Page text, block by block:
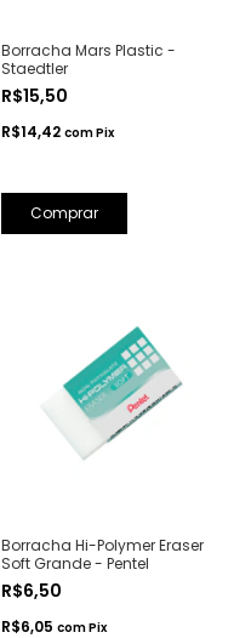
Borracha Mars Plastic -
Staedtler
R$15,50
R$14,42 comPix
Borracha Hi-Polymer Eraser
Soft Grande - Pentel
R$6,50
R$6,05 comPix